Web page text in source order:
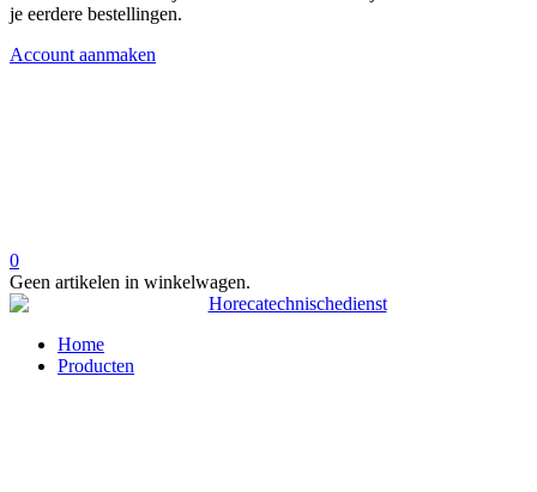
je eerdere bestellingen.
Account aanmaken
0
Geen artikelen in winkelwagen.
Home
Producten